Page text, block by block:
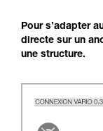
Pour s’adapter
directe sur un
une structure.